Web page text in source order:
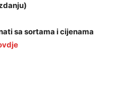
sa sortama i cijenama